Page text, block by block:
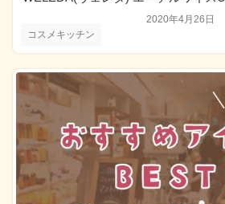
コスメキッチン
2020年4月26日